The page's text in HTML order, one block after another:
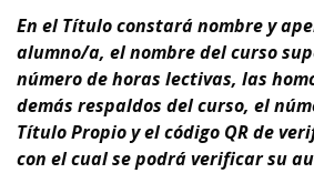
En el Títuloconstará nombre y
alumno/a, el nombre del curso
número de horas lectivas, las
demás respaldos del curso, el
Título Propio y el código QR de
con el cual se podrá verificar su